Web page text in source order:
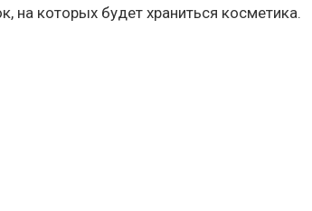
на которых будет храниться косметика.